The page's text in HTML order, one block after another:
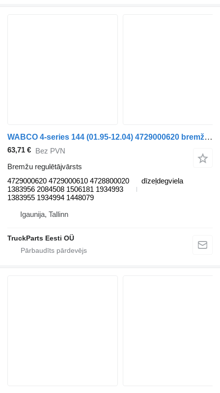
WABCO 4-series 144 (01.95-12.04) 4729000620 bremžu regulētājvārsts paredzēts Scania 4-series (1995-2006) vilcēja
63,71 € Bez PVN
Bremžu regulētājvārsts
4729000620 4729000610 4728800020
1383956 2084508 1506181 1934993
1383955 1934994 1448079
dīzeļdegviela
Igaunija, Tallinn
TruckParts Eesti OÜ